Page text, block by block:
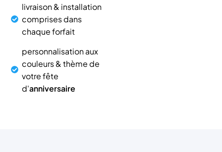
livraison & installation
comprises dans
chaque forfait
personnalisation aux
couleurs & thème de
votre fête
d'anniversaire